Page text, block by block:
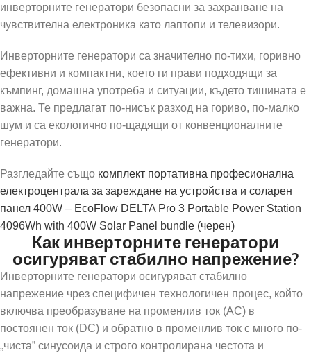
инверторните генератори безопасни за захранване на
чувствителна електроника като лаптопи и телевизори.
Инверторните генератори са значително по-тихи, горивно
ефективни и компактни, което ги прави подходящи за
къмпинг, домашна употреба и ситуации, където тишината е
важна. Те предлагат по-нисък разход на гориво, по-малко
шум и са екологично по-щадящи от конвенционалните
генератори.
Разгледайте също комплект портативна професионална
електроцентрала за зареждане на устройства и соларен
панел 400W – EcoFlow DELTA Pro 3 Portable Power Station
4096Wh with 400W Solar Panel bundle (черен)
Как инверторните генератори
осигуряват стабилно напрежение?
Инверторните генератори осигуряват стабилно
напрежение чрез специфичен технологичен процес, който
включва преобразуване на променлив ток (AC) в
постоянен ток (DC) и обратно в променлив ток с много по-
„чиста” синусоида и строго контролирана честота и